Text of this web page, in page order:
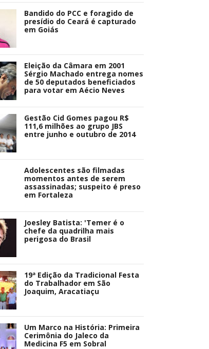
Bandido do PCC e foragido de
presídio do Ceará é capturado
em Goiás
Eleição da Câmara em 2001
Sérgio Machado entrega nomes
de 50 deputados beneficiados
para votar em Aécio Neves
Gestão Cid Gomes pagou R$
111,6 milhões ao grupo JBS
entre junho e outubro de 2014
Adolescentes são filmadas
momentos antes de serem
assassinadas; suspeito é preso
em Fortaleza
Joesley Batista: 'Temer é o
chefe da quadrilha mais
perigosa do Brasil
19ª Edição da Tradicional Festa
do Trabalhador em São
Joaquim, Aracatiaçu
Um Marco na História: Primeira
Cerimônia do Jaleco da
Medicina F5 em Sobral